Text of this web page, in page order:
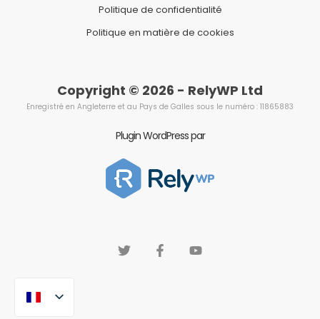
Politique de confidentialité
Politique en matière de cookies
Copyright © 2026 - RelyWP Ltd
Enregistré en Angleterre et au Pays de Galles sous le numéro : 11865883
Plugin WordPress par